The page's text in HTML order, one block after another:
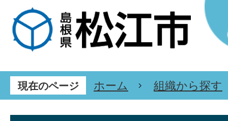
現在のページ ホーム 組織から探す